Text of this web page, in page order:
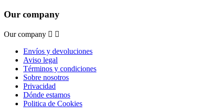
Our company
Our company  
Envíos y devoluciones
Aviso legal
Términos y condiciones
Sobre nosotros
Privacidad
Dónde estamos
Politica de Cookies